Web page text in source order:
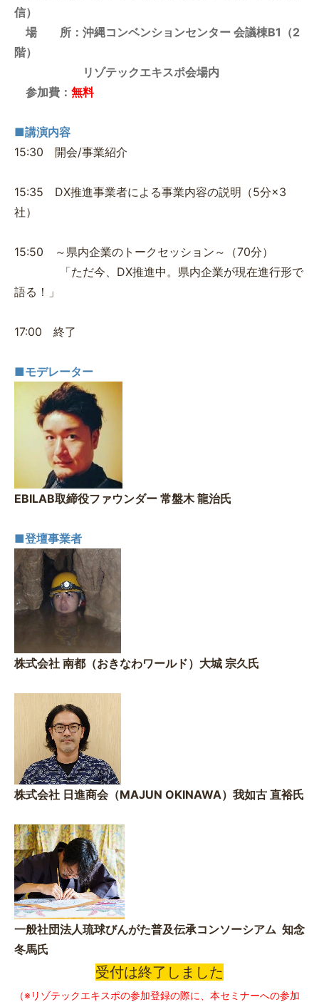
信）
場 所：沖縄コンベンションセンター 会議棟B1（2
階）
リゾテックエキスポ会場内
参加費： 無料
■講演内容
15:30 開会/事業紹介
15:35 DX推進事業者による事業内容の説明（5分×3
社）
15:50 ～県内企業のトークセッション～（70分）
「ただ今、DX推進中。県内企業が現在進行形で
語る！」
17:00 終了
■モデレーター
EBILAB取締役ファウンダー 常盤木 龍治氏
■登壇事業者
株式会社 南都（おきなわワールド）大城 宗久氏
株式会社 日進商会（MAJUN OKINAWA）我如古 直裕氏
一般社団法人琉球びんがた普及伝承コンソーシアム 知念
冬馬氏
受付は終了しました
（※リゾテックエキスポの参加登録の際に、本セミナーへの参加